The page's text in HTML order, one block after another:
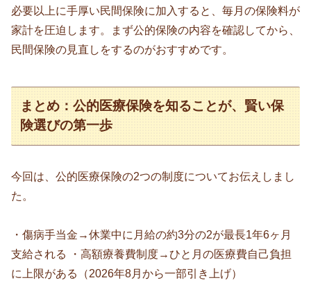
必要以上に手厚い民間保険に加入すると、毎月の保険料が
家計を圧迫します。まず公的保険の内容を確認してから、
民間保険の見直しをするのがおすすめです。
まとめ：公的医療保険を知ることが、賢い保
険選びの第一歩
今回は、公的医療保険の2つの制度についてお伝えしまし
た。
・傷病手当金→休業中に月給の約3分の2が最長1年6ヶ月
支給される ・高額療養費制度→ひと月の医療費自己負担
に上限がある（2026年8月から一部引き上げ）